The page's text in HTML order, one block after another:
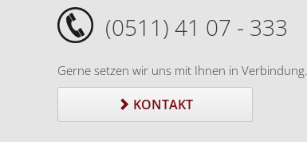
(0511) 41 07 - 333
Gerne setzen wir uns mit Ihnen in Verbindung.
KONTAKT